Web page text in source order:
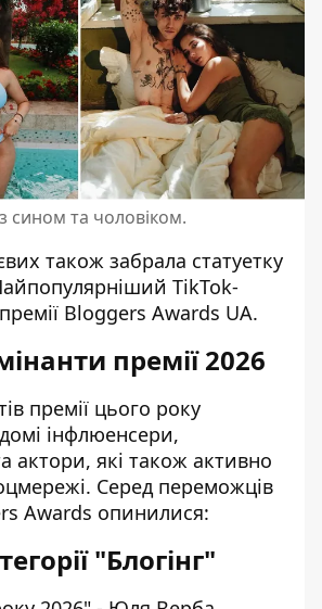
сином та чоловіком.
також забрала статуетку
TikTok-
Bloggers Awards UA.
премії 2026
премії цього року
інфлюенсери,
актори, які також активно
Серед переможців
Awards опинилися:
"Блогінг"